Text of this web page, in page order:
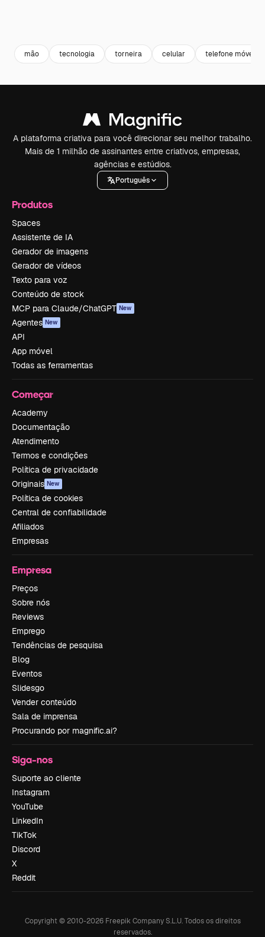
mão tecnologia torneira celular telefone móvel
A plataforma criativa para você direcionar seu melhor trabalho.
Mais de 1 milhão de assinantes entre criativos, empresas,
agências e estúdios.
Português
Produtos
Spaces
Assistente de IA
Gerador de imagens
Gerador de vídeos
Texto para voz
Conteúdo de stock
MCP para Claude/ChatGPT New
Agentes New
API
App móvel
Todas as ferramentas
Começar
Academy
Documentação
Atendimento
Termos e condições
Política de privacidade
Originais New
Política de cookies
Central de confiabilidade
Afiliados
Empresas
Empresa
Preços
Sobre nós
Reviews
Emprego
Tendências de pesquisa
Blog
Eventos
Slidesgo
Vender conteúdo
Sala de imprensa
Procurando por magnific.ai?
Siga-nos
Suporte ao cliente
Instagram
YouTube
LinkedIn
TikTok
Discord
X
Reddit
Copyright © 2010-2026Freepik Company S.L.U. Todos os direitos
reservados.